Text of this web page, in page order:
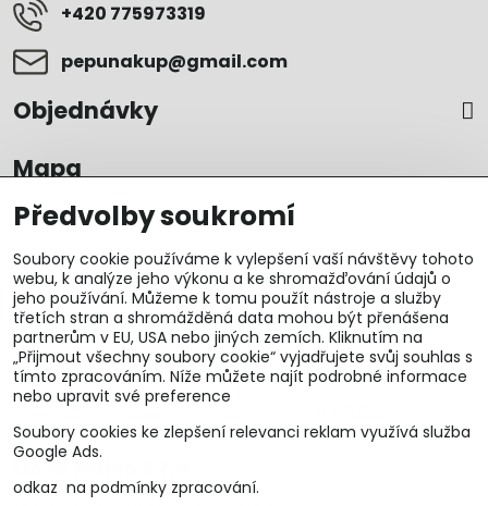
+420 775973319
pepunakup​@gmail​.com
Objednávky
Mapa
U&M parts s.r.o.
Předvolby soukromí
Soubory cookie používáme k vylepšení vaší návštěvy tohoto
webu, k analýze jeho výkonu a ke shromažďování údajů o
jeho používání. Můžeme k tomu použít nástroje a služby
třetích stran a shromážděná data mohou být přenášena
partnerům v EU, USA nebo jiných zemích. Kliknutím na
„Přijmout všechny soubory cookie“ vyjadřujete svůj souhlas s
tímto zpracováním. Níže můžete najít podrobné informace
nebo upravit své preference
Soubory cookies ke zlepšení relevanci reklam využívá služba
Google Ads.
odkaz na podmínky zpracování.